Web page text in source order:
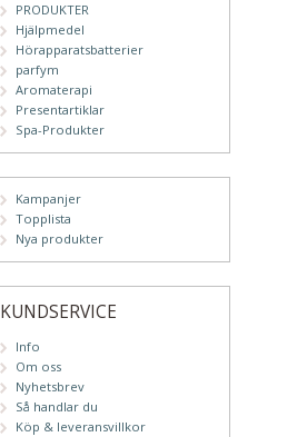
PRODUKTER
Hjälpmedel
Hörapparatsbatterier
parfym
Aromaterapi
Presentartiklar
Spa-Produkter
Kampanjer
Topplista
Nya produkter
KUNDSERVICE
Info
Om oss
Nyhetsbrev
Så handlar du
Köp & leveransvillkor